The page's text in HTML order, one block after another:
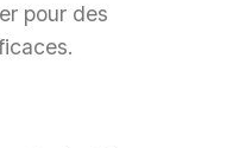
pour des